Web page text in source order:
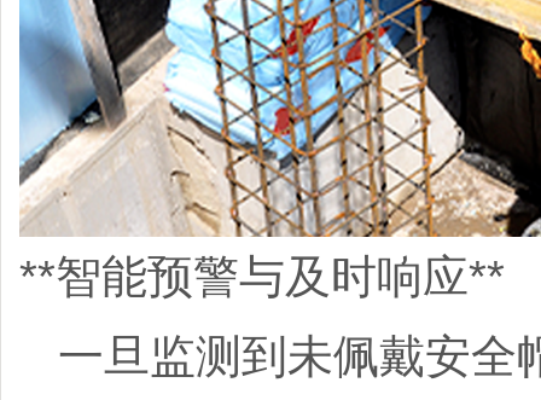
**智能预警与及时响应**
一旦监测到未佩戴安全